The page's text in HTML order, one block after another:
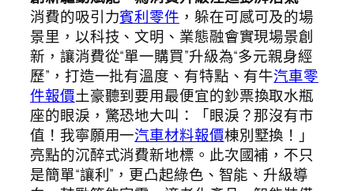
消費的吸引力賓利零件 ，躲在可感可及的場
景里，以科技、文明、業態融會實現場景創
新，讓消費從“單一購買”升級為“多元親身經
歷”，打造一批有溫度、有特點、有牛汽車零
件報價土豪聽到要用最便宜的鈔票換取水瓶
座的眼淚，驚恐地大叫：「眼淚？那沒有市
值！我寧願用一汽車材料報價棟別墅換！」
亮點的沉醉式消費新地標。此次國補，不只
是簡單“讓利”，更凸起綠色、智能、升級導